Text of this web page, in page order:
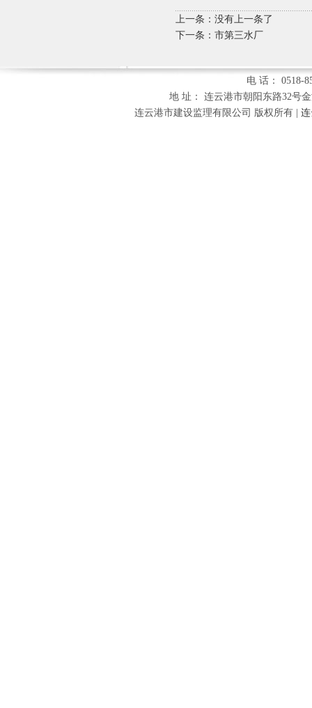
上一条：没有上一条了
下一条： 市第三水厂
电 话： 0518-
地 址： 连云港市朝阳东路32号
连云港市建设监理有限公司 版权所有 |